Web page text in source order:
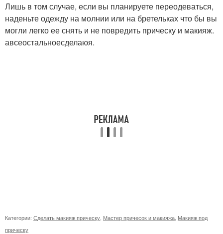
Лишь в том случае, если вы планируете переодеваться,
наденьте одежду на молнии или на бретельках что бы вы
могли легко ее снять и не повредить прическу и макияж.
авсеостальноесделаюя.
Категории: Сделать макияж прическу Мастер причесок и макияжа Макияж под
прическу